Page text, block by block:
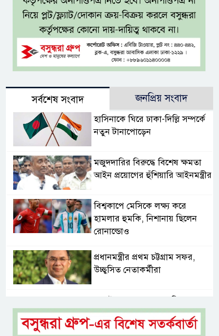
সর্বশেষ সংবাদ জনপ্রিয় সংবাদ
হাসিনাকে ঘিরে ঢাকা-দিল্লি সম্পর্কে
নতুন টানাপোড়েন
মজুদদারির বিরুদ্ধে বিশেষ ক্ষমতা
আইন প্রয়োগের হুঁশিয়ারি আইনমন্ত্রীর
বিশ্বকাপে মেসিকে লক্ষ্য করে
হামলার হুমকি, নিশানায় ছিলেন
রোনাল্ডোও
প্রধানমন্ত্রীর প্রথম চট্টগ্রাম সফর,
উচ্ছ্বসিত নেতাকর্মীরা
জাতির: তথ্যমন্ত্রী